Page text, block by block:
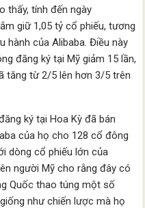
thấy, tính đến ngày
giữ 1,05 tỷ cổ phiếu, tương
hành của Alibaba. Điều này
đăng ký tại Mỹ giảm 15 lần,
tăng từ 2/5 lên hơn 3/5 trên
ký tại Hoa Kỳ đã bán
của họ cho 128 cổ đông
dòng cổ phiếu lớn của
người Mỹ cho rằng đây có
Quốc thao túng một số
như chiến lược mà họ